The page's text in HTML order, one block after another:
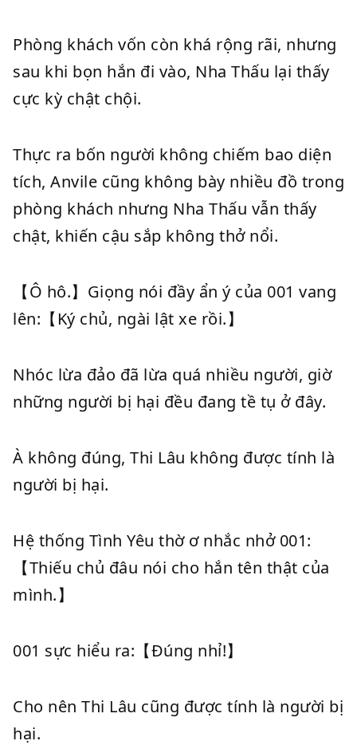
Phòng khách vốn còn khá rộng rãi, nhưng
sau khi bọn hắn đi vào, Nha Thấu lại thấy
cực kỳ chật chội.
Thực ra bốn người không chiếm bao diện
tích, Anvile cũng không bày nhiều đồ trong
phòng khách nhưng Nha Thấu vẫn thấy
chật, khiến cậu sắp không thở nổi.
【Ô hô.】Giọng nói đầy ẩn ý của 001 vang
lên:【Ký chủ, ngài lật xe rồi.】
Nhóc lừa đảo đã lừa quá nhiều người, giờ
những người bị hại đều đang tề tụ ở đây.
À không đúng, Thi Lâu không được tính là
người bị hại.
Hệ thống Tình Yêu thờ ơ nhắc nhở 001:
【Thiếu chủ đâu nói cho hắn tên thật của
mình.】
001 sực hiểu ra:【Đúng nhỉ!】
Cho nên Thi Lâu cũng được tính là người bị
hại.